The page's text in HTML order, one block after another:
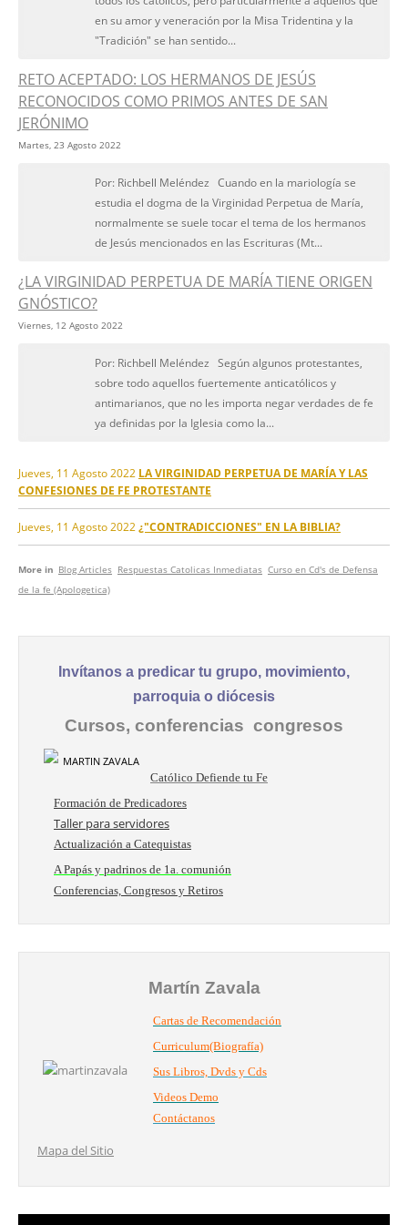
en su amor y veneración por la Misa Tridentina y la
"Tradición" se han sentido...
RETO ACEPTADO: LOS HERMANOS DE JESÚS
RECONOCIDOS COMO PRIMOS ANTES DE SAN
JERÓNIMO
Martes, 23 Agosto 2022
Por: Richbell Meléndez Cuando en la mariología se
estudia el dogma de la Virginidad Perpetua de María,
normalmente se suele tocar el tema de los hermanos
de Jesús mencionados en las Escrituras (Mt...
¿LA VIRGINIDAD PERPETUA DE MARÍA TIENE ORIGEN
GNÓSTICO?
Viernes, 12 Agosto 2022
Por: Richbell Meléndez Según algunos protestantes,
sobre todo aquellos fuertemente anticatólicos y
antimarianos, que no les importa negar verdades de fe
ya definidas por la Iglesia como la...
Jueves, 11 Agosto 2022 LA VIRGINIDAD PERPETUA DE MARÍA Y LAS
CONFESIONES DE FE PROTESTANTE
Jueves, 11 Agosto 2022 ¿"CONTRADICCIONES" EN LA BIBLIA?
More in Blog Articles Respuestas Catolicas Inmediatas Curso en Cd's de Defensa
de la fe (Apologetica)
Invítanos a predicar tu grupo, movimiento,
parroquia o diócesis
Cursos, conferencias congresos
Católico Defiende tu Fe
Formación de Predicadores
Taller para servidores
Actualización a Catequistas
A Papás y padrinos de 1a. comunión
Conferencias, Congresos y Retiros
Martín Zavala
Cartas de Recomendación
Curriculum(Biografía)
Sus Libros, Dvds y Cds
Videos Demo
Contáctanos
Mapa del Sitio